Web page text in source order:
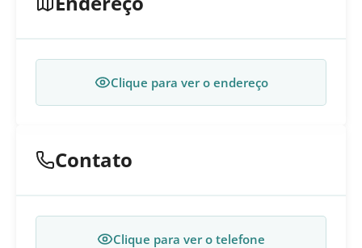
Clique para ver o endereço
Contato
Clique para ver o telefone